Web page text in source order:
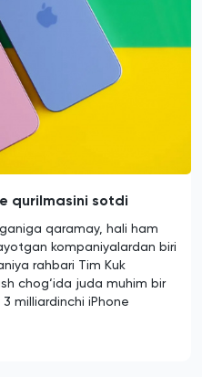
qurilmasini sotdi
qaramay, hali ham
kompaniyalardan biri
rahbari Tim Kuk
chog‘ida juda muhim bir
milliardinchi iPhone